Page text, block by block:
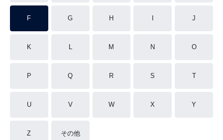
F G H J
K L M N O
P Q R S T
U V W X Y
Z その他